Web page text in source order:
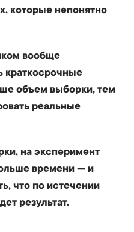
которые непонятно
вообще
краткосрочные
объем выборки, тем
реальные
на эксперимент
времени — и
что по истечении
результат.